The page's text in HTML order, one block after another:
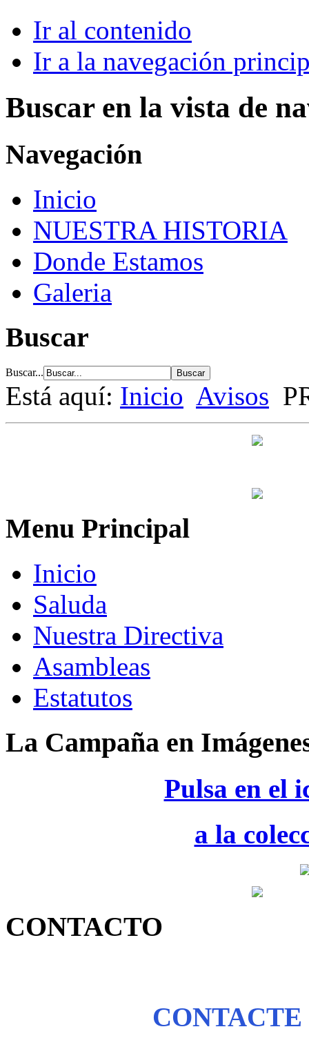
Ir al contenido
Ir a la navegación
Buscar en la vista de
Navegación
Inicio
NUESTRA HISTORIA
Donde Estamos
Galeria
Buscar
Buscar...
Está aquí: Inicio Avisos
Menu Principal
Inicio
Saluda
Nuestra Directiva
Asambleas
Estatutos
La Campaña en
Pulsa en el
a la
CONTACTO
CONTACTE